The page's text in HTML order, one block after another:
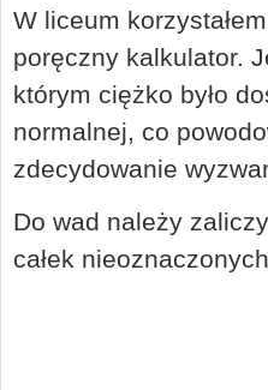
W liceum
poręczny kalkulator.
którym ciężko było
normalnej, co
zdecydowanie
Do wad należy
całek